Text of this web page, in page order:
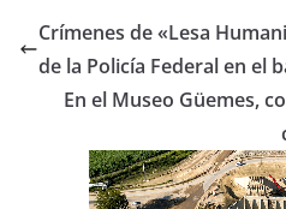
e
b
o
o
k
er s
A
p
p
p
ar
tir
Crímenes de «Lesa
de la Policía Federal en el
En el Museo Güemes,